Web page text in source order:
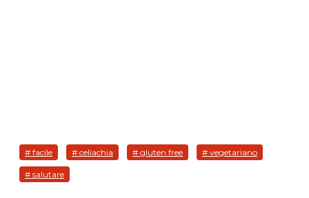
# facile # celiachia # gluten free # vegetariano
# salutare